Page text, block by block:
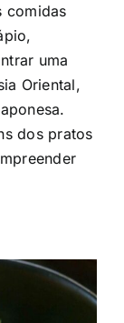
comidas
uma
Oriental,
dos pratos